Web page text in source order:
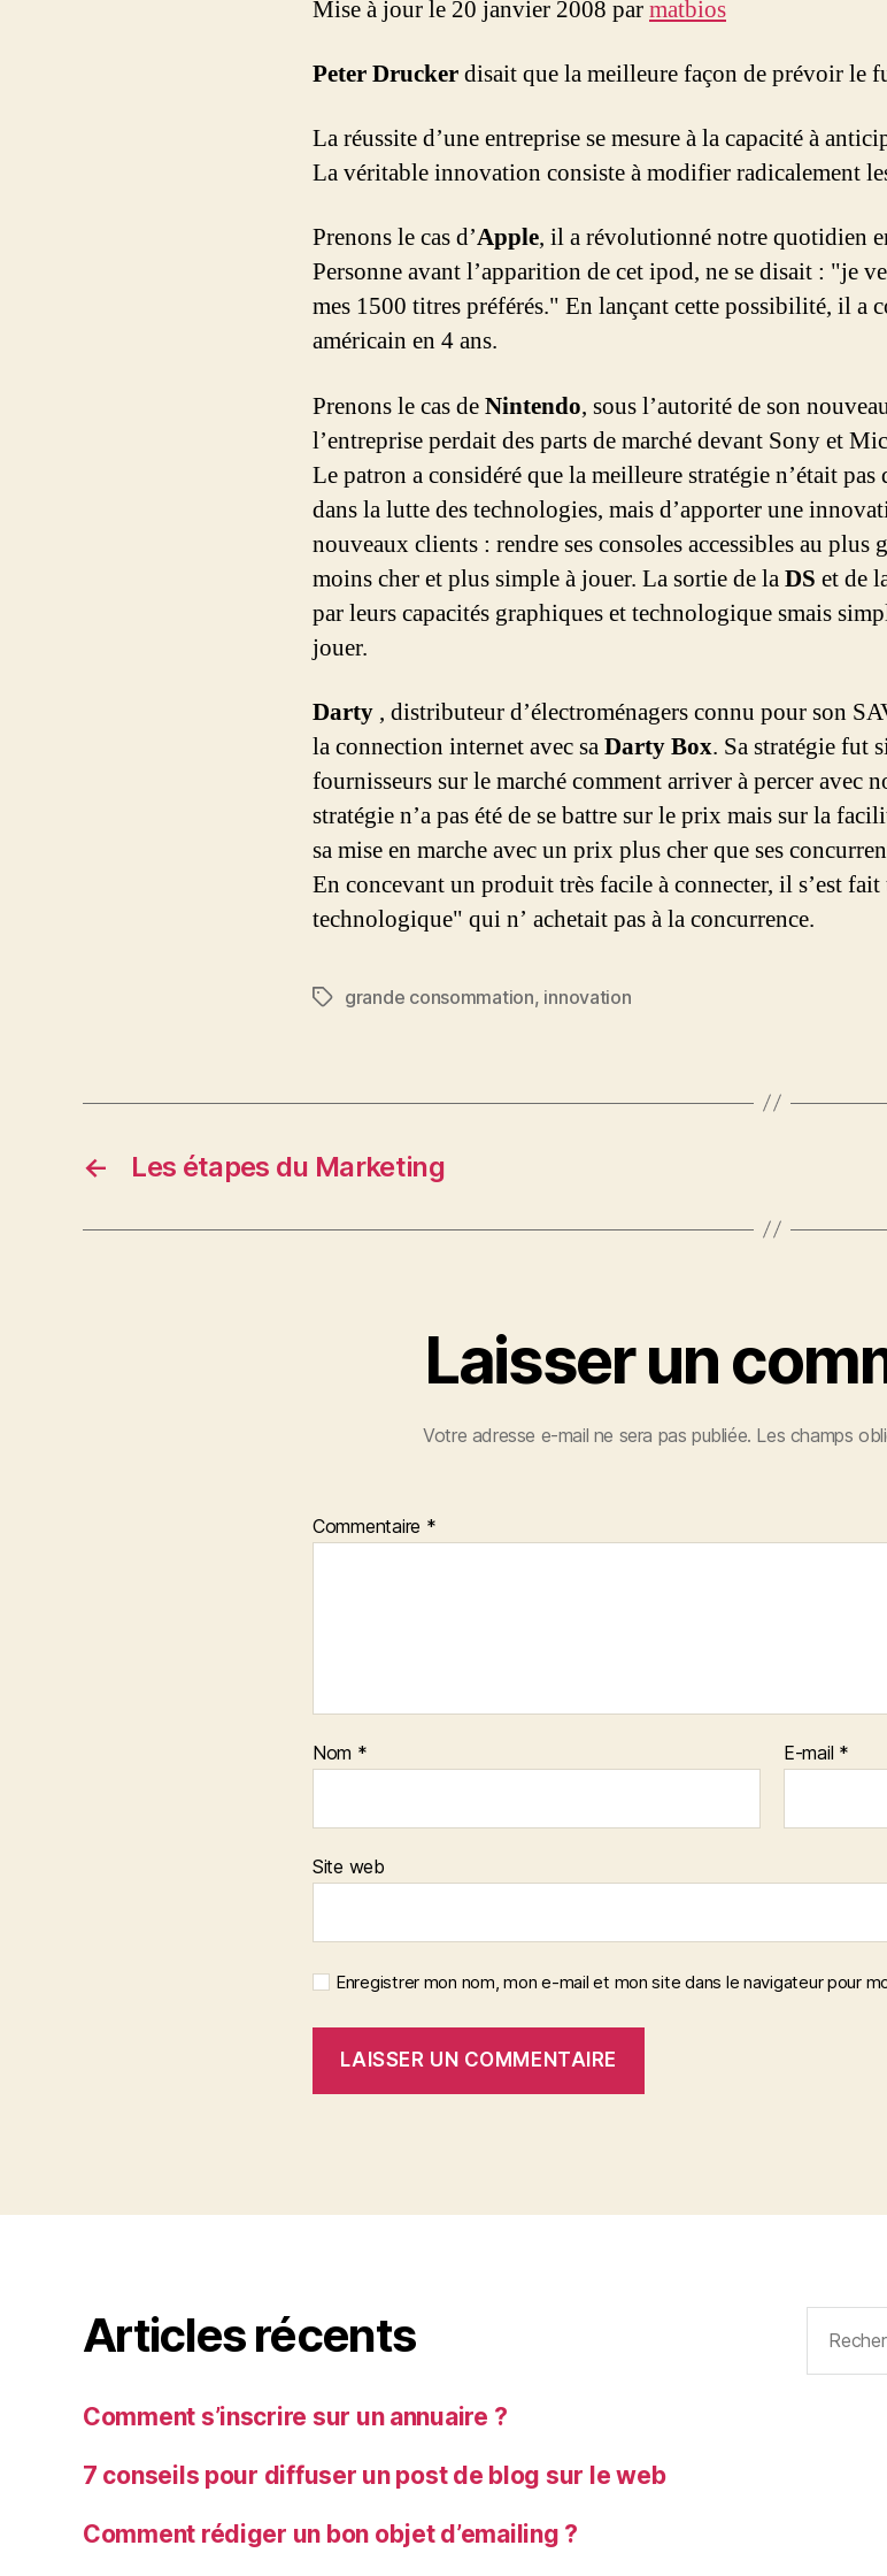
Mise à jour le 20 janvier 2008 parmatbios
Peter Druckerdisait que la meilleure façon de prévoir le
La réussite d’une entreprise se mesure à la capacité à
La véritable innovation consiste à modifier radicalement
Prenons le cas d’Apple, il a révolutionné notre quotidien
Personne avant l’apparition de cet ipod, ne se disait : "je
mes 1500 titres préférés." En lançant cette possibilité, il a
américain en 4 ans.
Prenons le cas deNintendo, sous l’autorité de son
l’entreprise perdait des parts de marché devant Sony et
Le patron a considéré que la meilleure stratégie n’était
dans la lutte des technologies, mais d’apporter une
nouveaux clients : rendre ses consoles accessibles au plus
moins cher et plus simple à jouer. La sortie de laDS et de
par leurs capacités graphiques et technologique smais
jouer.
Darty , distributeur d’électroménagers connu pour son
la connection internet avec saDarty Box. Sa stratégie fut
fournisseurs sur le marché comment arriver à percer avec
stratégie n’a pas été de se battre sur le prix mais sur la
sa mise en marche avec un prix plus cher que ses
En concevant un produit très facile à connecter, il s’est
technologique" qui n’ achetait pas à la concurrence.
Étiquettes
grande consommation, innovation
← Les étapes du Marketing
Laisser un
Votre adresse e-mail ne sera pas publiée. Les champs
Commentaire *
Nom * E-mail *
Site web
Enregistrer mon nom, mon e-mail et mon site dans le navigateur pour
Articles récents
Comment s’inscrire sur un annuaire ?
7 conseils pour diffuser un post de blog sur le web
Comment rédiger un bon objet d’emailing ?